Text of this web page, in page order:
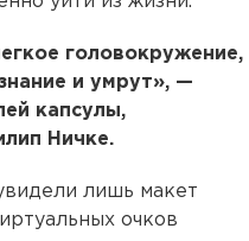
головокружение,
и умрут», —
капсулы,
Ничке.
лишь макет
очков